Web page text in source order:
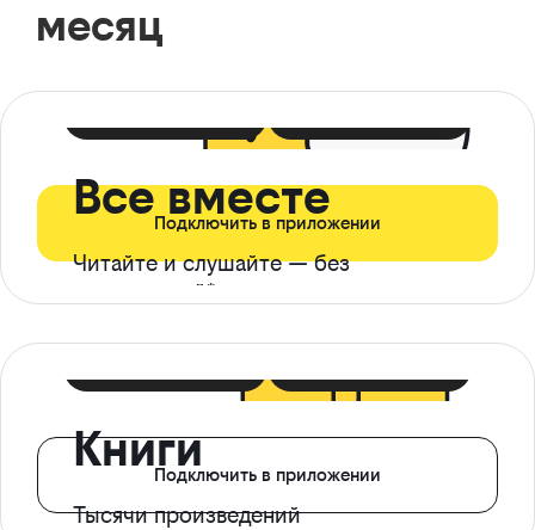
месяц
Все вместе
Читайте и слушайте — без
ограничений*
Подключить в приложении
Книги
Тысячи произведений
Подключить в приложении